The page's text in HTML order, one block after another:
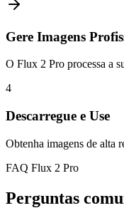
Gere Imagens
O Flux 2 Pro processa a
4
Descarregue e Use
Obtenha imagens de alta
FAQ Flux 2 Pro
Perguntas